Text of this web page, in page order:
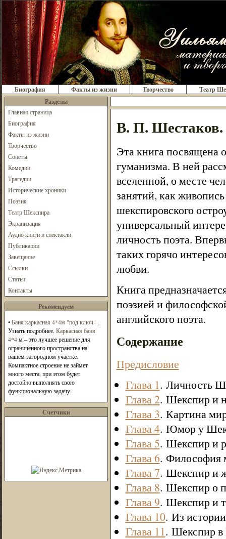
Биография Факты из жизни Творчество
Театр
Разделы
Главная страница
Биография
Факты из жизни
Творчество
Сонеты
Комедии
Трагедии
Исторические хроники
Поэзия
Театр Шекспира
Экранизация
Аудио книги и спектакли
Публикации
Завещание
Ссылки
Статьи
Контакты
Рекомендуем
•Баня каркасная 4*4м "под ключ" .
Узнать подробнее. Каркасная баня
4*4м – это лучшее решение для
ограниченного пространства на
вашем загородном участке.
Компактное строение не займет
много места, при этом будет
достойно выполнять свою
функциональную задачу.
Счетчики
В. П.
Эта книга
гуманизма. В ней
вселенной, о месте
занятий, как
шекспировского
универсальный
личность поэта.
таких горячо
любви.
Книга
поэзией и
английского поэта.
Содержание
Предисловие
Глава 1. Личность
Глава 2. Шекспир и
Глава 3. Картина
Глава 4. Юмор у
Глава 5. Шекспир и
Глава 6. Философия
Глава 7. Шекспир и
Глава 8. Шекспир о
Глава 9. Шекспир и
Глава 10. Из
Глава 11. Шекспир в